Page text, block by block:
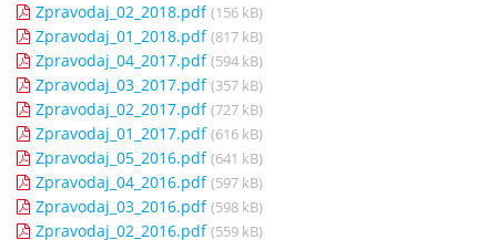
Zpravodaj_02_2018.pdf (156 kB)
Zpravodaj_01_2018.pdf (817 kB)
Zpravodaj_04_2017.pdf (594 kB)
Zpravodaj_03_2017.pdf (357 kB)
Zpravodaj_02_2017.pdf (727 kB)
Zpravodaj_01_2017.pdf (616 kB)
Zpravodaj_05_2016.pdf (641 kB)
Zpravodaj_04_2016.pdf (597 kB)
Zpravodaj_03_2016.pdf (598 kB)
Zpravodaj_02_2016.pdf (559 kB)